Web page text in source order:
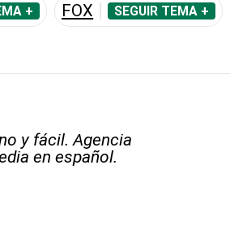
+ FOX SEGUIR TEMA +
y fácil. Agencia
en español.